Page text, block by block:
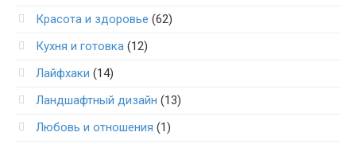
Красота и здоровье (62)
Кухня и готовка (12)
Лайфхаки (14)
Ландшафтный дизайн (13)
Любовь и отношения (1)